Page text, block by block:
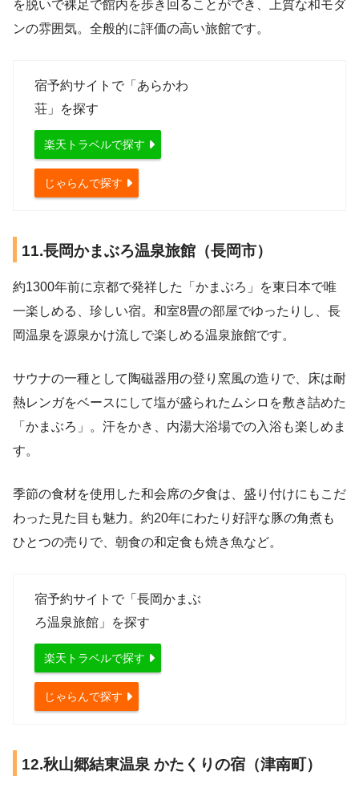
を脱いで裸足で館内を歩き回ることができ、上質な和モダ
ンの雰囲気。全般的に評価の高い旅館です。
宿予約サイトで「あらかわ
荘」を探す
楽天トラベルで探す
じゃらんで探す
11.長岡かまぶろ温泉旅館（長岡市）
約1300年前に京都で発祥した「かまぶろ」を東日本で唯
一楽しめる、珍しい宿。和室8畳の部屋でゆったりし、長
岡温泉を源泉かけ流しで楽しめる温泉旅館です。
サウナの一種として陶磁器用の登り窯風の造りで、床は耐
熱レンガをベースにして塩が盛られたムシロを敷き詰めた
「かまぶろ」。汗をかき、内湯大浴場での入浴も楽しめま
す。
季節の食材を使用した和会席の夕食は、盛り付けにもこだ
わった見た目も魅力。約20年にわたり好評な豚の角煮も
ひとつの売りで、朝食の和定食も焼き魚など。
宿予約サイトで「長岡かまぶ
ろ温泉旅館」を探す
楽天トラベルで探す
じゃらんで探す
12.秋山郷結東温泉 かたくりの宿（津南町）